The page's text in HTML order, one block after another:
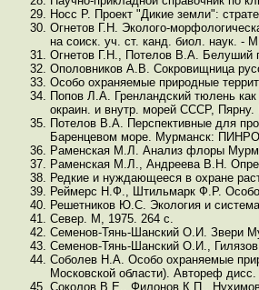
Носс Р. Проект "Дикие земли":
Огнетов Г.Н. Эколого-
на соиск. уч. ст. канд. биол. наук. -
Огнетов Г.Н., Потелов В.А. Белуший
Ополовников А.В. Сокровищница
Особо охраняемые природные
Попов Л.А. Гренландский тюлень
окраин. и внутр. морей СССР,
Потелов В.А. Перспективные для
Баренцевом море. Мурманск:
Раменская М.Л. Анализ флоры
Раменская М.Л., Андреева В.Н.
Редкие и нуждающееся в охране
Реймерс Н.Ф., Штильмарк Ф.Р.
Решетников Ю.С. Экология и
Север. М, 1975. 264 с.
Семенов-Тянь-Шанский О.И. Звери
Семенов-Тянь-Шанский О.И.,
Соболев Н.А. Особо охраняемые
Московской области). Автореф
Соколов В.Е., Филонов К.П.,